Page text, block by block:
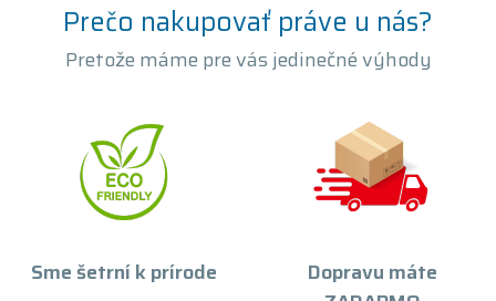
Prečo nakupovať práve u nás?
Pretože máme pre vás jedinečné výhody
Sme šetrní k prírode
Dopravu máte